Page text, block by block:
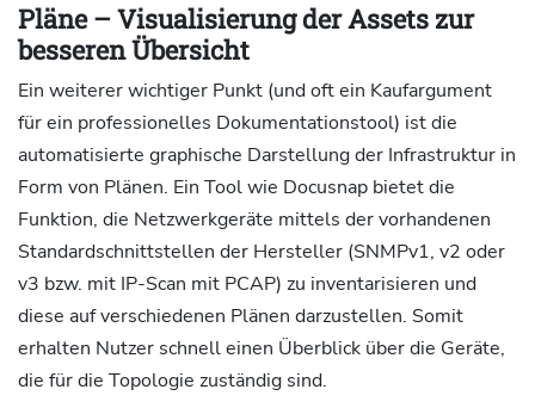
Pläne – Visualisierung der Assets zur
besseren Übersicht
Ein weiterer wichtiger Punkt (und oft ein Kaufargument
für ein professionelles Dokumentationstool) ist die
automatisierte graphische Darstellung der Infrastruktur in
Form von Plänen. Ein Tool wie Docusnap bietet die
Funktion, die Netzwerkgeräte mittels der vorhandenen
Standardschnittstellen der Hersteller (SNMPv1, v2 oder
v3 bzw. mit IP-Scan mit PCAP) zu inventarisieren und
diese auf verschiedenen Plänen darzustellen. Somit
erhalten Nutzer schnell einen Überblick über die Geräte,
die für die Topologie zuständig sind.